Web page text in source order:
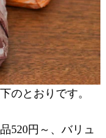
のとおりです。
520円～、バリュ